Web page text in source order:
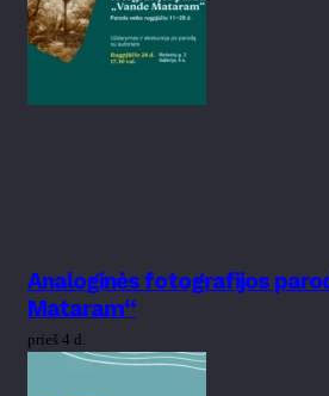
Analoginės fotografijos
Mataram“
prieš 4 d.